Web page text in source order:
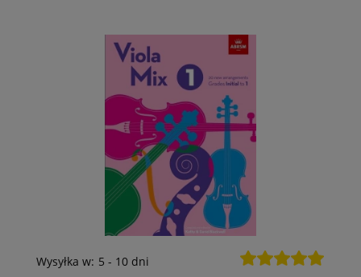
Wysyłka w: 5 - 10 dni